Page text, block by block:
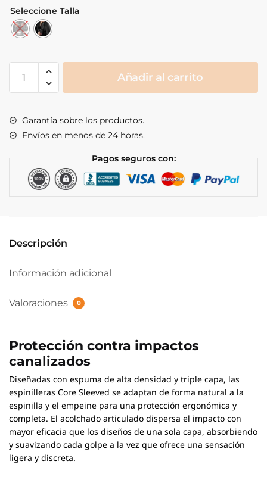
Seleccione Talla
Espinilleras
Hayabusa
Añadir al carrito
Garantía sobre los productos.
Envíos en menos de 24 horas.
Pagos seguros con:
Descripción
Información adicional
Valoraciones 0
Protección contra impactos
canalizados
Diseñadas con espuma de alta densidad y triple capa, las
espinilleras Core Sleeved se adaptan de forma natural a la
espinilla y el empeine para una protección ergonómica y
completa. El acolchado articulado dispersa el impacto con
mayor eficacia que los diseños de una sola capa, absorbiendo
y suavizando cada golpe a la vez que ofrece una sensación
ligera y discreta.